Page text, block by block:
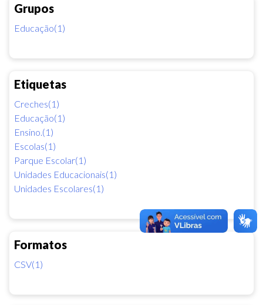
Grupos
Educação(1)
Etiquetas
Creches(1)
Educação(1)
Ensino.(1)
Escolas(1)
Parque Escolar(1)
Unidades Educacionais(1)
Unidades Escolares(1)
Formatos
CSV(1)